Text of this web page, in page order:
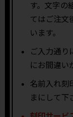
す。文字の
てはご注文
います。
ご入力通り
にお間違い
名前入れ刻
まにして下